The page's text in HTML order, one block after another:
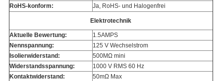
RoHS-konform:
Ja, RoHS- und Halogenfrei
Elektrotechnik
Aktuelle Bewertung:
1.5AMPS
Nennspannung:
125 V Wechselstrom
Isolierwiderstand:
500MΩ mini
Widerstandsspannung:
1000 V RMS 60 Hz
Kontaktwiderstand:
50mΩ Max